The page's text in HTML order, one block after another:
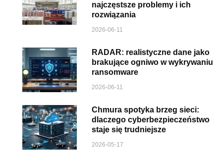
najczęstsze problemy i ich
rozwiązania
2026-06-11
RADAR: realistyczne dane jako
brakujące ogniwo w wykrywaniu
ransomware
2026-06-11
Chmura spotyka brzeg sieci:
dlaczego cyberbezpieczeństwo
staje się trudniejsze
2026-05-17